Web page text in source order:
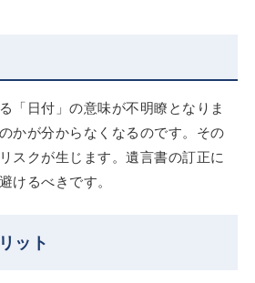
「日付」の意味が不明瞭となりま
かが分からなくなるのです。その
スクが生じます。遺言書の訂正に
けるべきです。
ット